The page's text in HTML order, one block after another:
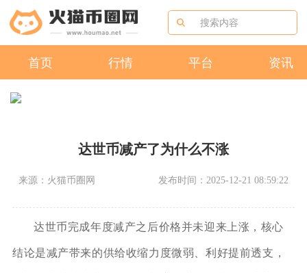
首页 行情 平台 资讯
达世币减产了为什么不涨
来源：火猫币圈网 发布时间：2025-12-21 08:59:22
达世币完成年度减产之后价格并未迎来上涨，核心
结论是减产带来的供给收缩力度微弱、利好提前透支，